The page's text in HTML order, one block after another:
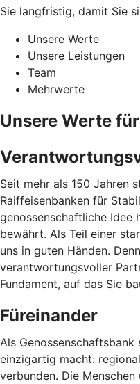
Sie langfristig, damit Sie
Unsere Werte
Unsere Leistungen
Team
Mehrwerte
Unsere Werte
Seit mehr als 150 Jahren
Raiffeisenbanken für
genossenschaftliche Idee
bewährt. Als Teil einer
uns in guten Händen.
verantwortungsvoller
Fundament, auf das Sie
Füreinander
Als
einzigartig macht:
verbunden. Die